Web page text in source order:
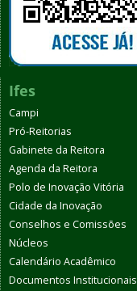
Ifes
Campi
Pró-Reitorias
Gabinete da Reitora
Agenda da Reitora
Polo de Inovação Vitória
Cidade da Inovação
Conselhos e Comissões
Núcleos
Calendário Acadêmico
Documentos Institucionais